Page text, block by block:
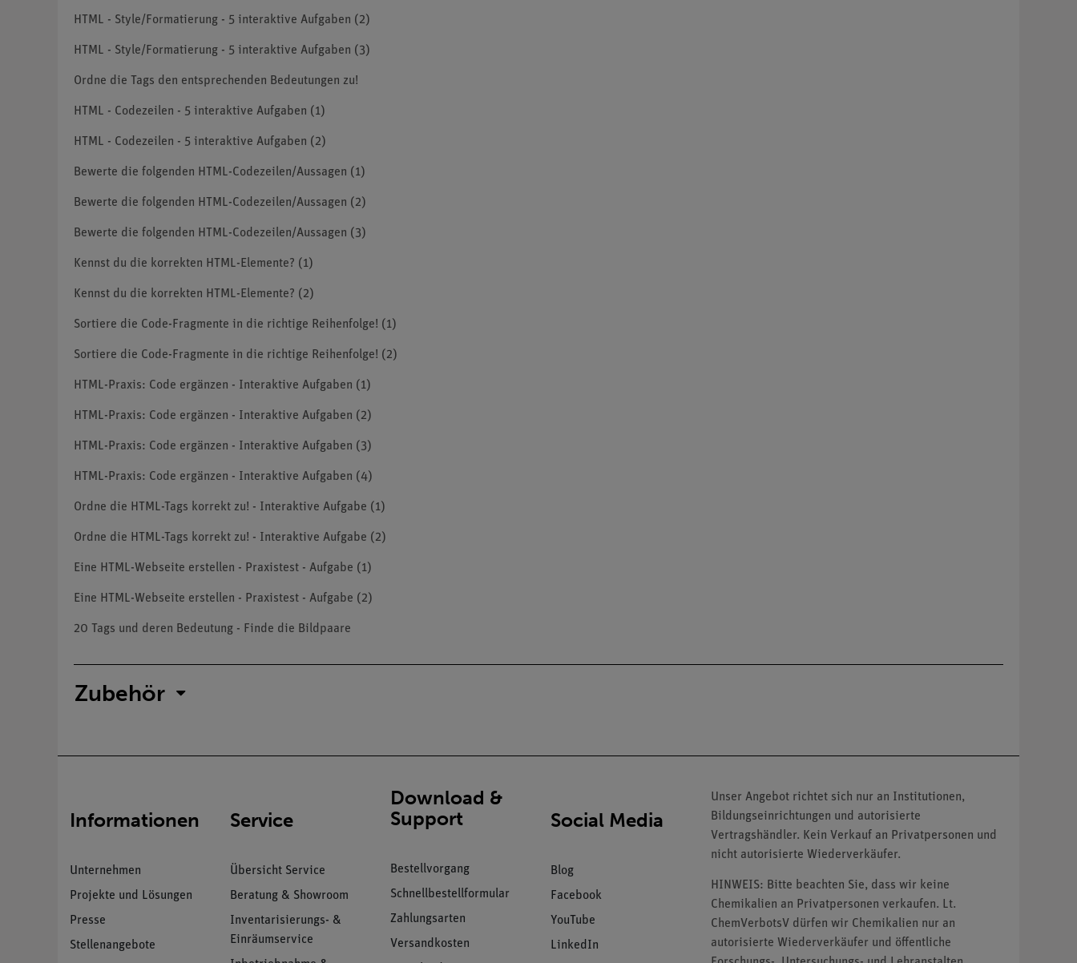
HTML - Style/Formatierung - 5 interaktive Aufgaben (2)
HTML - Style/Formatierung - 5 interaktive Aufgaben (3)
Ordne die Tags den entsprechenden Bedeutungen zu!
HTML - Codezeilen - 5 interaktive Aufgaben (1)
HTML - Codezeilen - 5 interaktive Aufgaben (2)
Bewerte die folgenden HTML-Codezeilen/Aussagen (1)
Bewerte die folgenden HTML-Codezeilen/Aussagen (2)
Bewerte die folgenden HTML-Codezeilen/Aussagen (3)
Kennst du die korrekten HTML-Elemente? (1)
Kennst du die korrekten HTML-Elemente? (2)
Sortiere die Code-Fragmente in die richtige Reihenfolge! (1)
Sortiere die Code-Fragmente in die richtige Reihenfolge! (2)
HTML-Praxis: Code ergänzen - Interaktive Aufgaben (1)
HTML-Praxis: Code ergänzen - Interaktive Aufgaben (2)
HTML-Praxis: Code ergänzen - Interaktive Aufgaben (3)
HTML-Praxis: Code ergänzen - Interaktive Aufgaben (4)
Ordne die HTML-Tags korrekt zu! - Interaktive Aufgabe (1)
Ordne die HTML-Tags korrekt zu! - Interaktive Aufgabe (2)
Eine HTML-Webseite erstellen - Praxistest - Aufgabe (1)
Eine HTML-Webseite erstellen - Praxistest - Aufgabe (2)
20 Tags und deren Bedeutung - Finde die Bildpaare
Zubehör
Informationen
Unternehmen
Projekte und Lösungen
Presse
Stellenangebote
Service
Übersicht Service
Beratung & Showroom
Inventarisierungs- &
Einräumservice
Download &
Support
Bestellvorgang
Schnellbestellformular
Zahlungsarten
Versandkosten
Social Media
Blog
Facebook
YouTube
LinkedIn
Unser Angebot richtet sich nur an Institutionen,
Bildungseinrichtungen und autorisierte
Vertragshändler. Kein Verkauf an Privatpersonen und
nicht autorisierte Wiederverkäufer.
HINWEIS: Bitte beachten Sie, dass wir keine
Chemikalien an Privatpersonen verkaufen. Lt.
ChemVerbotsV dürfen wir Chemikalien nur an
autorisierte Wiederverkäufer und öffentliche